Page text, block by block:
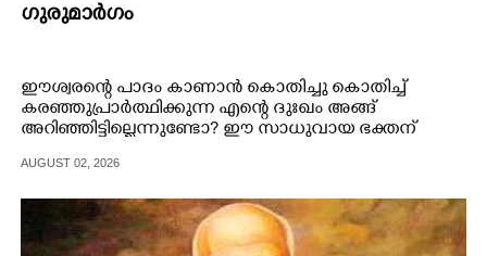
ഗുരുമാ‌ർഗം
ഈശ്വരന്റെ പാദം കാണാൻ കൊതിച്ചു കൊതിച്ച്
കരഞ്ഞുപ്രാർത്ഥിക്കുന്ന എന്റെ ദുഃഖം അങ്ങ്
അറിഞ്ഞിട്ടില്ലെന്നുണ്ടോ? ഈ സാധുവായ ഭക്തന്
AUGUST 02, 2026